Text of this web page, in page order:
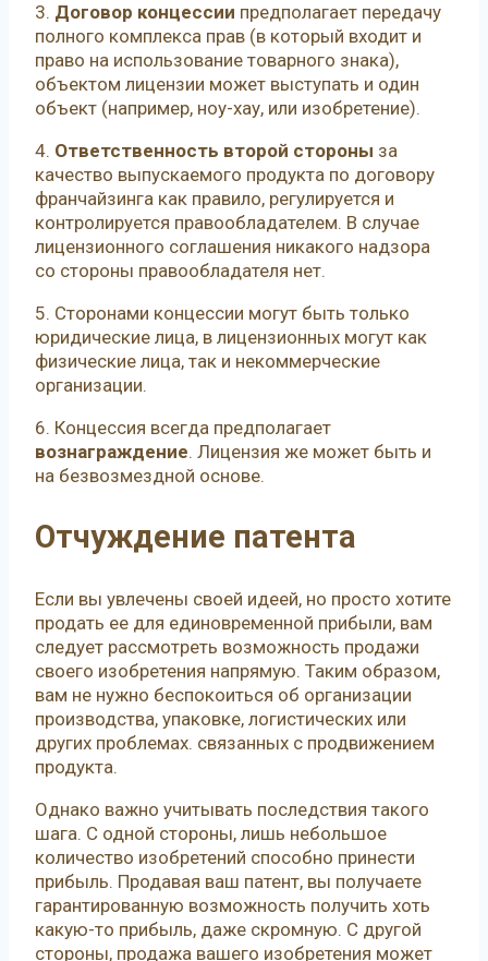
3. Договор концессии предполагает передачу
полного комплекса прав (в который входит и
право на использование товарного знака),
объектом лицензии может выступать и один
объект (например, ноу-хау, или изобретение).
4. Ответственность второй стороны за
качество выпускаемого продукта по договору
франчайзинга как правило, регулируется и
контролируется правообладателем. В случае
лицензионного соглашения никакого надзора
со стороны правообладателя нет.
5. Сторонами концессии могут быть только
юридические лица, в лицензионных могут как
физические лица, так и некоммерческие
организации.
6. Концессия всегда предполагает
вознаграждение. Лицензия же может быть и
на безвозмездной основе.
Отчуждение патента
Если вы увлечены своей идеей, но просто хотите
продать ее для единовременной прибыли, вам
следует рассмотреть возможность продажи
своего изобретения напрямую. Таким образом,
вам не нужно беспокоиться об организации
производства, упаковке, логистических или
других проблемах. связанных с продвижением
продукта.
Однако важно учитывать последствия такого
шага. С одной стороны, лишь небольшое
количество изобретений способно принести
прибыль. Продавая ваш патент, вы получаете
гарантированную возможность получить хоть
какую-то прибыль, даже скромную. С другой
стороны, продажа вашего изобретения может